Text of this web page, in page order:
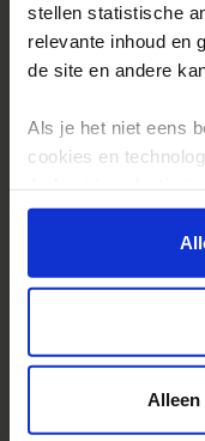
stellen statistische
relevante inhoud en
de site en andere
Als je het niet eens
cookies en
onder aan de
toekomst wijzigen.
Alleen
Reisthema's
Groepsreizen
Festivalreizen
Nieuwe reizen
Over Shoestring